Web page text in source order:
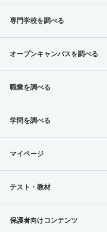
専門学校を調べる
オープンキャンパスを調べる
職業を調べる
学問を調べる
マイページ
テスト・教材
保護者向けコンテンツ